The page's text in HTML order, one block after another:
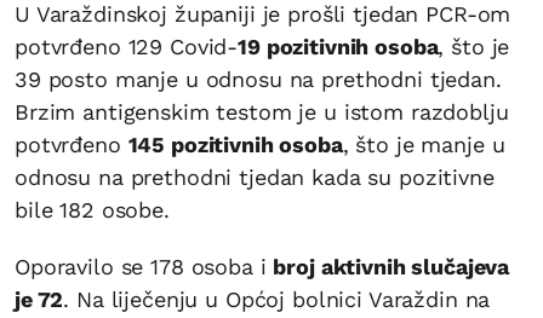
U Varaždinskoj županiji je prošli tjedan PCR-om
potvrđeno 129 Covid-19 pozitivnih osoba, što je
39 posto manje u odnosu na prethodni tjedan.
Brzim antigenskim testom je u istom razdoblju
potvrđeno 145 pozitivnih osoba, što je manje u
odnosu na prethodni tjedan kada su pozitivne
bile 182 osobe.
Oporavilo se 178 osoba i broj aktivnih slučajeva
je 72. Na liječenju u Općoj bolnici Varaždin na